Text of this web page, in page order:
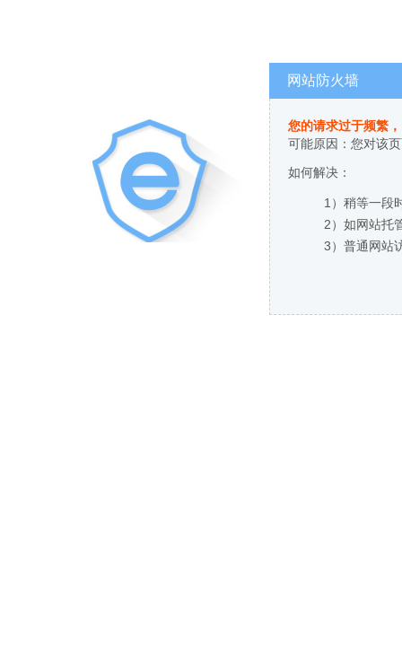
网站防火墙
您的请求过于频繁
可能原因：您对该
如何解决：
1）稍等一段
2）如网站托
3）普通网站